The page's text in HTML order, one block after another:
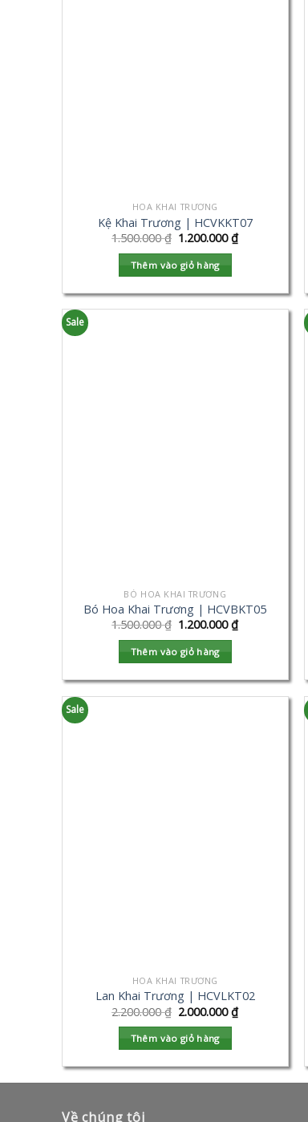
HOA KHAI TRƯƠNG
Kệ Khai Trương | HCVKKT07
1.500.000₫ 1.200.000₫
Thêm vào giỏ hàng
Sale
BÓ HOA KHAI TRƯƠNG
Bó Hoa Khai Trương | HCVBKT05
1.500.000₫ 1.200.000₫
Thêm vào giỏ hàng
Sale
HOA KHAI TRƯƠNG
Lan Khai Trương | HCVLKT02
2.200.000₫ 2.000.000₫
Thêm vào giỏ hàng
Về chúng tôi